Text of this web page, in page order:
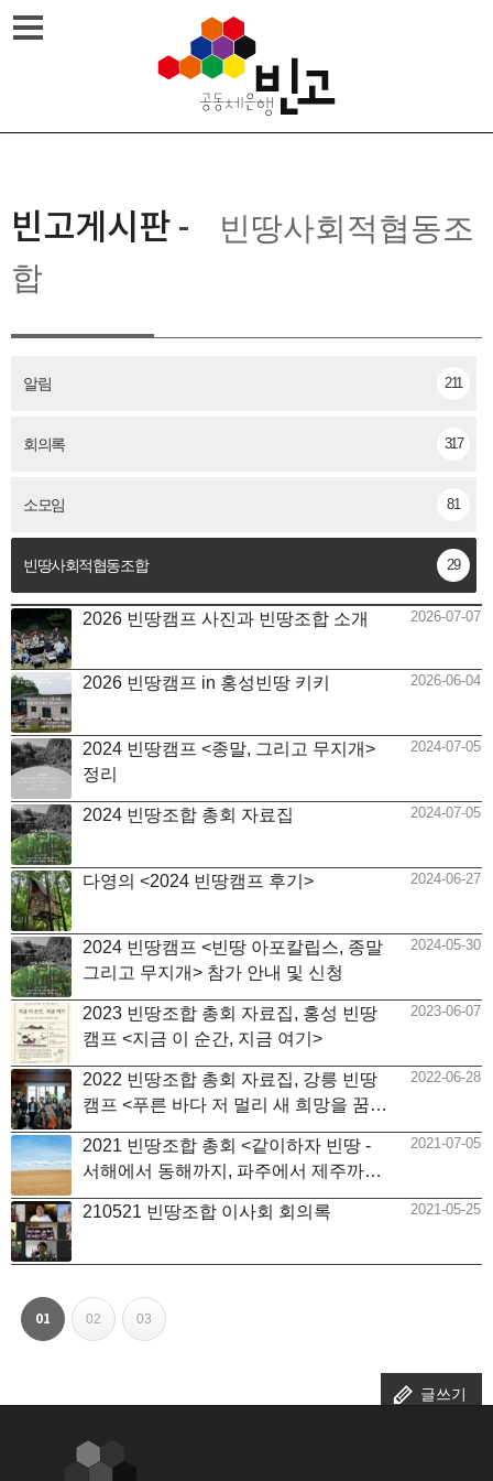
Skip
to
빈고게시판-
빈땅사회적협동조
합
알림 211
회의록 317
소모임 81
빈땅사회적협동조합 29
2026 빈땅캠프 사진과 빈땅조합 소개 2026-07-07
2026 빈땅캠프 in 홍성빈땅 키키 2026-06-04
2024 빈땅캠프 <종말, 그리고 무지개>
정리
2024-07-05
2024 빈땅조합 총회 자료집 2024-07-05
다영의 <2024 빈땅캠프 후기> 2024-06-27
2024 빈땅캠프 <빈땅 아포칼립스, 종말
그리고 무지개> 참가 안내 및 신청
2024-05-30
2023 빈땅조합 총회 자료집, 홍성 빈땅
캠프 <지금 이 순간, 지금 여기>
2023-06-07
2022 빈땅조합 총회 자료집, 강릉 빈땅
캠프 <푸른 바다 저 멀리 새 희망을 꿈꾸
다>
2022-06-28
2021 빈땅조합 총회 <같이하자 빈땅 -
서해에서 동해까지, 파주에서 제주까지
> 자료집
2021-07-05
210521 빈땅조합 이사회 회의록 2021-05-25
페
열린
01
페이지
02
페이지
03
페이지
글쓰기